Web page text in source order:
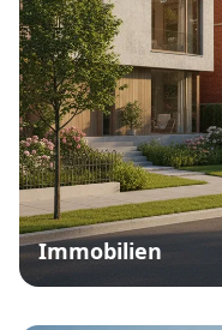
Immobilien